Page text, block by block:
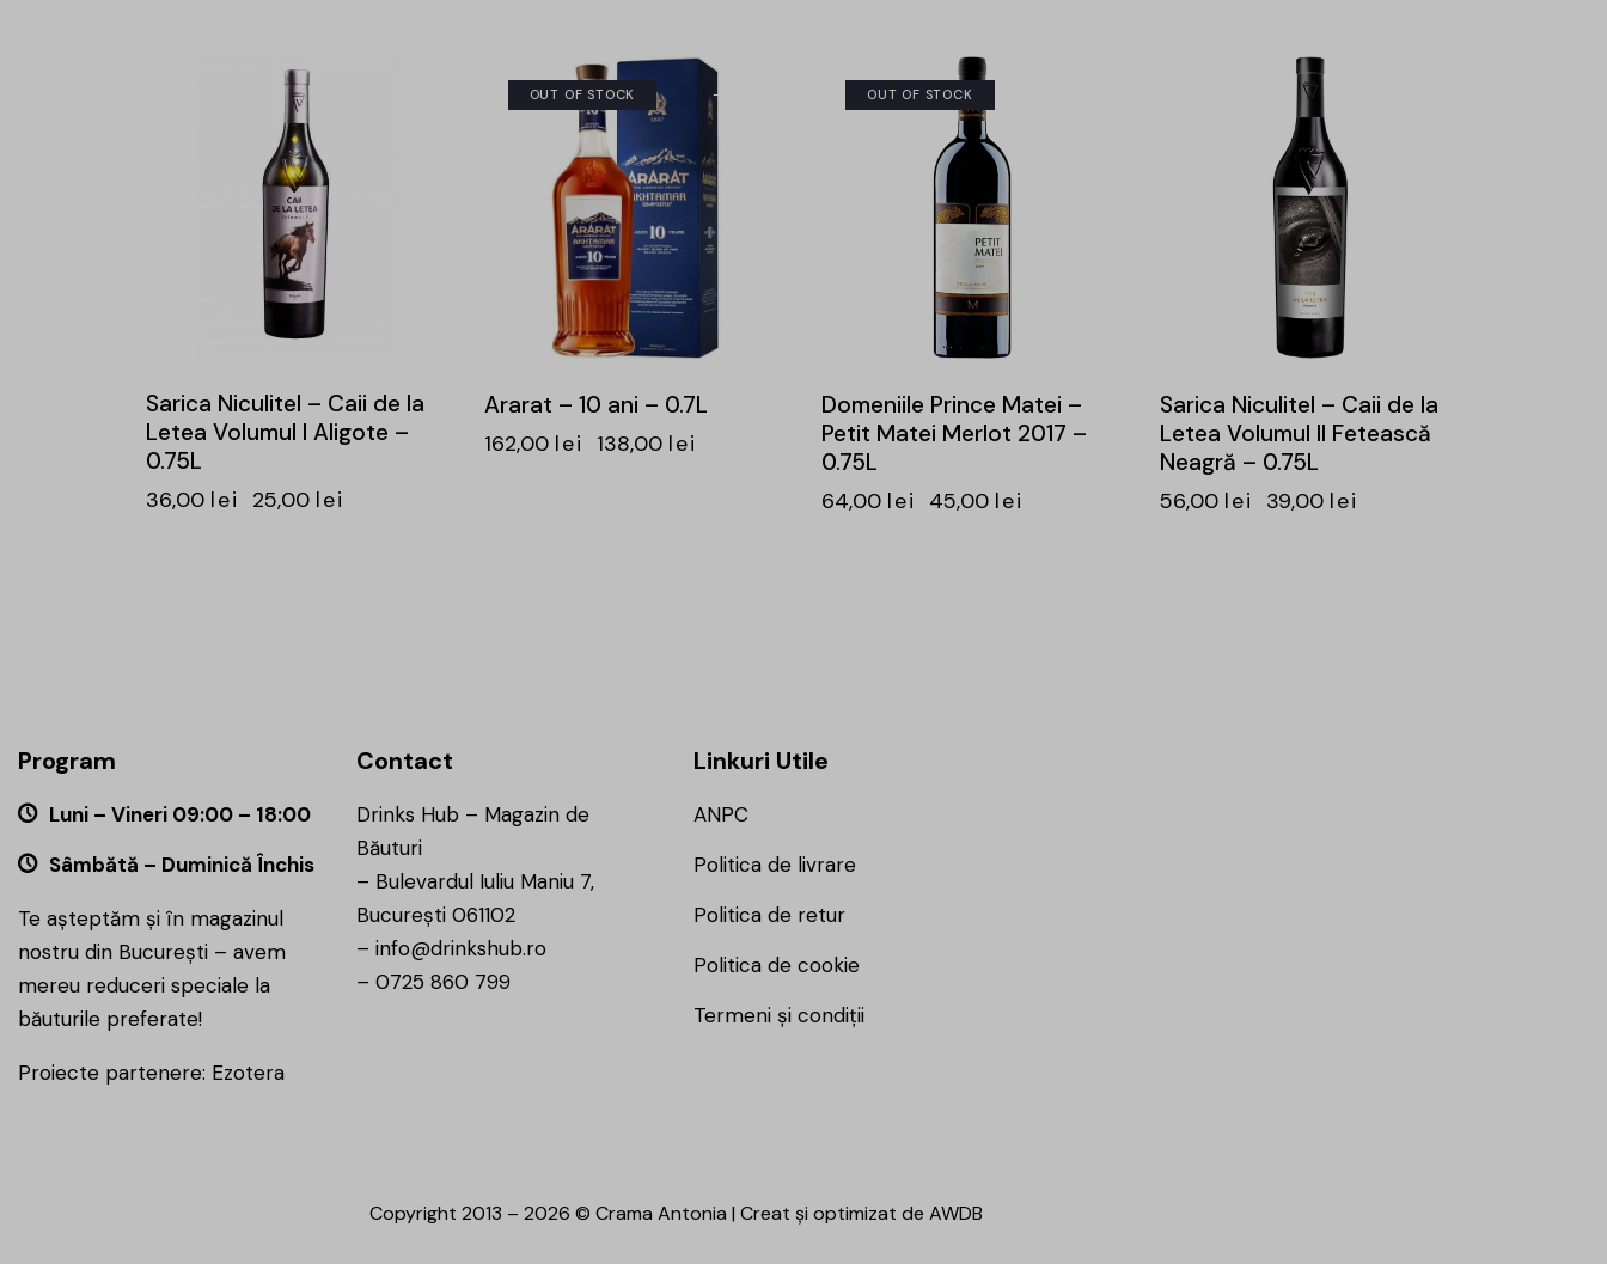
Sarica Niculitel – Caii de la
Letea Volumul I Aligote –
0.75L
36,00 lei 25,00 lei
OUT OF STOCK -15%
Ararat – 10 ani – 0.7L
162,00 lei 138,00 lei
OUT OF STOCK
Domeniile Prince Matei –
Petit Matei Merlot 2017 –
0.75L
64,00 lei 45,00 lei
Sarica Niculitel – Caii de la
Letea Volumul II Fetească
Neagră – 0.75L
56,00 lei 39,00 lei
Program
Luni – Vineri 09:00 – 18:00
Sâmbătă – Duminică Închis
Te așteptăm și în magazinul
nostru din București – avem
mereu reduceri speciale la
băuturile preferate!
Proiecte partenere: Ezotera
Contact
Drinks Hub – Magazin de
Băuturi
– Bulevardul Iuliu Maniu 7,
București 061102
– info@drinkshub.ro
– 0725 860 799
Linkuri Utile
ANPC
Politica de livrare
Politica de retur
Politica de cookie
Termeni și condiții
Copyright 2013 – 2026 © Crama Antonia | Creat și optimizat de AWDB